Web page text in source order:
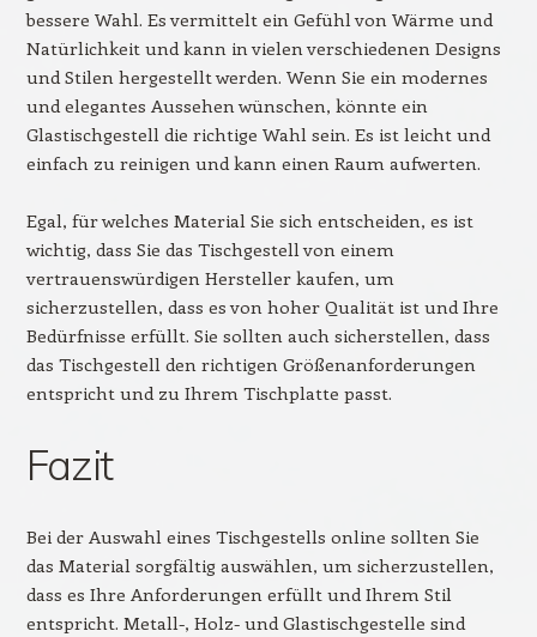
bessere Wahl. Es vermittelt ein Gefühl von Wärme und
Natürlichkeit und kann in vielen verschiedenen Designs
und Stilen hergestellt werden. Wenn Sie ein modernes
und elegantes Aussehen wünschen, könnte ein
Glastischgestell die richtige Wahl sein. Es ist leicht und
einfach zu reinigen und kann einen Raum aufwerten.
Egal, für welches Material Sie sich entscheiden, es ist
wichtig, dass Sie das Tischgestell von einem
vertrauenswürdigen Hersteller kaufen, um
sicherzustellen, dass es von hoher Qualität ist und Ihre
Bedürfnisse erfüllt. Sie sollten auch sicherstellen, dass
das Tischgestell den richtigen Größenanforderungen
entspricht und zu Ihrem Tischplatte passt.
Fazit
Bei der Auswahl eines Tischgestells online sollten Sie
das Material sorgfältig auswählen, um sicherzustellen,
dass es Ihre Anforderungen erfüllt und Ihrem Stil
entspricht. Metall-, Holz- und Glastischgestelle sind